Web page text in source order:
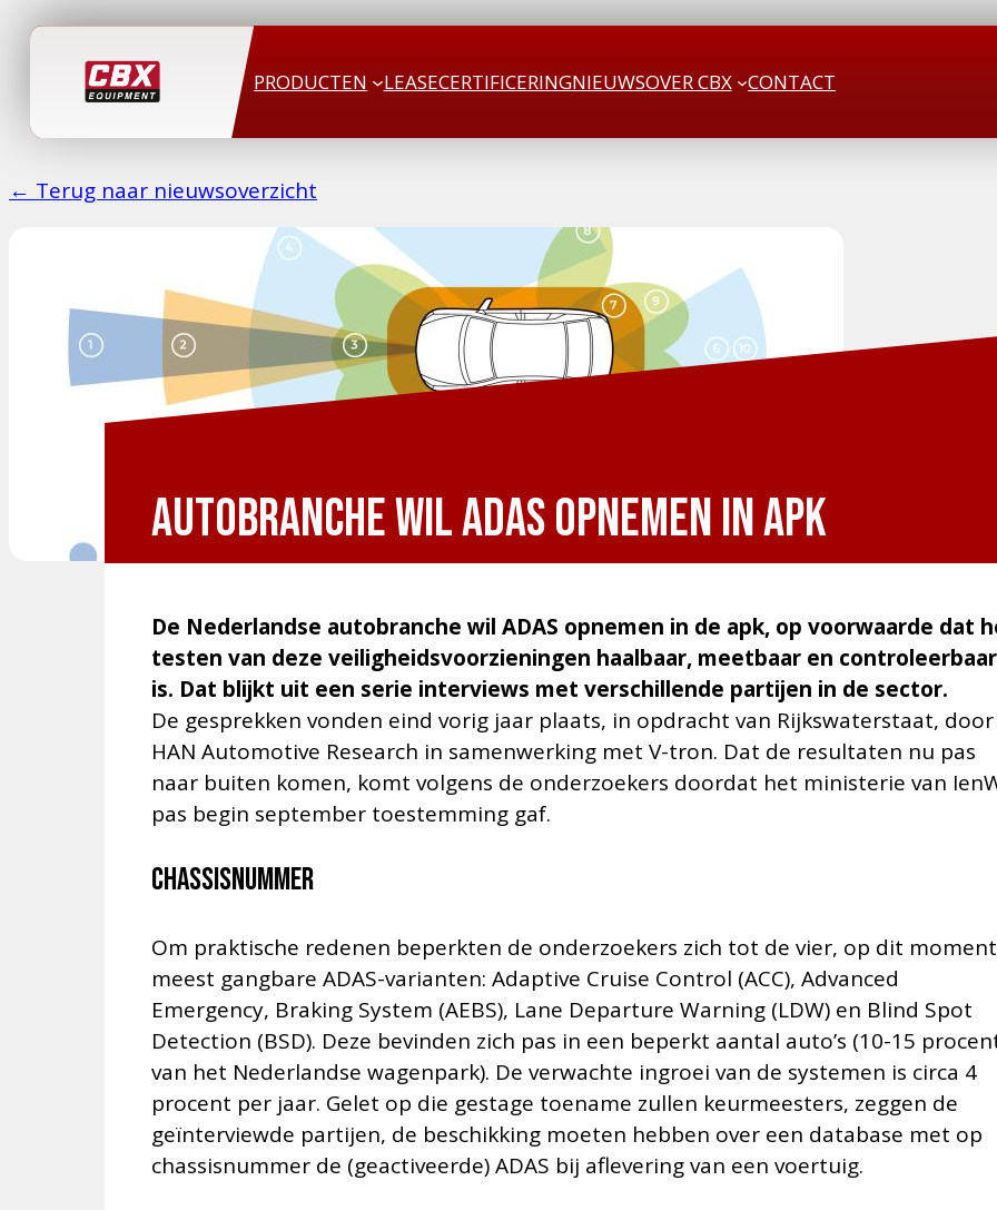
PRODUCTEN LEASECERTIFICERINGNIEUWSOVER CBX CONTACT
← Terug naar nieuwsoverzicht
9 september 2020
Autobranche wil ADAS opnemen in APK
De Nederlandse autobranche wil ADAS opnemen in de apk, op voorwaarde dat
testen van deze veiligheidsvoorzieningen haalbaar, meetbaar en controleerbaar
is. Dat blijkt uit een serie interviews met verschillende partijen in de sector.
De gesprekken vonden eind vorig jaar plaats, in opdracht van Rijkswaterstaat, door
HAN Automotive Research in samenwerking met V-tron. Dat de resultaten nu pas
naar buiten komen, komt volgens de onderzoekers doordat het ministerie van
pas begin september toestemming gaf.
Chassisnummer
Om praktische redenen beperkten de onderzoekers zich tot de vier, op dit moment
meest gangbare ADAS-varianten: Adaptive Cruise Control (ACC), Advanced
Emergency, Braking System (AEBS), Lane Departure Warning (LDW) en Blind Spot
Detection (BSD). Deze bevinden zich pas in een beperkt aantal auto’s (10-15
van het Nederlandse wagenpark). De verwachte ingroei van de systemen is circa 4
procent per jaar. Gelet op die gestage toename zullen keurmeesters, zeggen de
geïnterviewde partijen, de beschikking moeten hebben over een database met op
chassisnummer de (geactiveerde) ADAS bij aflevering van een voertuig.